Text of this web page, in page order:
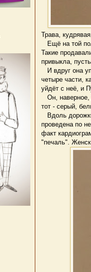
Трава,
Ещё на той
Такие
привыкла,
И вдруг она
четыре части,
уйдёт с неё, и
Он, наверное,
тот - серый,
Вдоль
проведена по
факт
"печаль".